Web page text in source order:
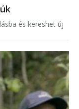
és kereshet új